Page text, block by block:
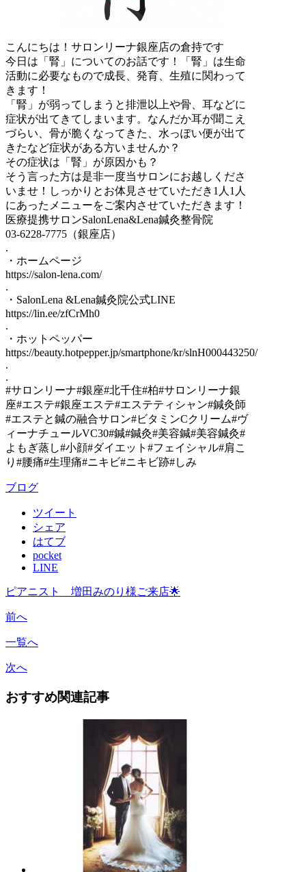
こんにちは！サロンリーナ銀座店の倉持です
今日は「腎」についてのお話です！「腎」は生命
活動に必要なもので成長、発育、生殖に関わって
きます！
「腎」が弱ってしまうと排泄以上や骨、耳などに
症状が出てきてしまいます。なんだか耳が聞こえ
づらい、骨が脆くなってきた、水っぽい便が出て
きたなど症状がある方いませんか？
その症状は「腎」が原因かも？
そう言った方は是非一度当サロンにお越しくださ
いませ！しっかりとお体見させていただき1人1人
にあったメニューをご案内させていただきます！
医療提携サロンSalonLena&Lena鍼灸整骨院
03-6228-7775（銀座店）
.
・ホームページ
https://salon-lena.com/
.
・SalonLena &Lena鍼灸院公式LINE
https://lin.ee/zfCrMh0
.
・ホットペッパー
https://beauty.hotpepper.jp/smartphone/kr/slnH000443250/
.
.
#サロンリーナ#銀座#北千住#柏#サロンリーナ銀
座#エステ#銀座エステ#エステティシャン#鍼灸師
#エステと鍼の融合サロン#ビタミンCクリーム#ヴ
ィーナチュールVC30#鍼#鍼灸#美容鍼#美容鍼灸#
よもぎ蒸し#小顔#ダイエット#フェイシャル#肩こ
り#腰痛#生理痛#ニキビ#ニキビ跡#しみ
ブログ
ツイート
シェア
はてブ
pocket
LINE
ピアニスト 増田みのり様ご来店🌟
前へ
一覧へ
次へ
おすすめ関連記事